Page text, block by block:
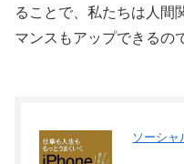
ることで、私たちは人間
マンスもアップできるの
ソーシャ